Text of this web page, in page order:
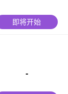
即将开始
-